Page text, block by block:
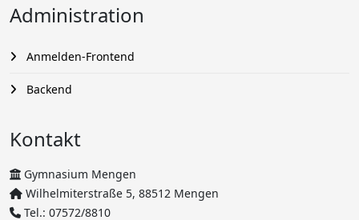
Administration
Anmelden-Frontend
Backend
Kontakt
Gymnasium Mengen
Wilhelmiterstraße 5, 88512 Mengen
Tel.: 07572/8810